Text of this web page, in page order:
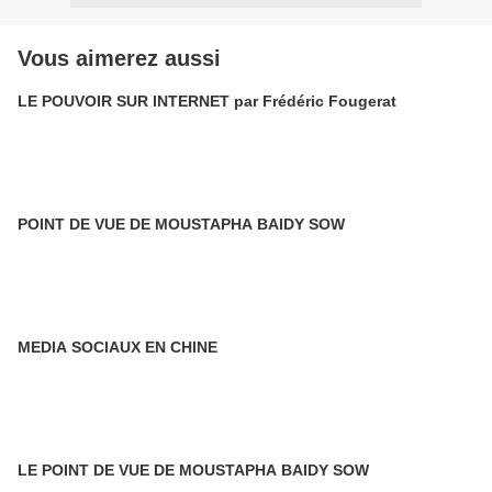
Vous aimerez aussi
LE POUVOIR SUR INTERNET par Frédéric Fougerat
POINT DE VUE DE MOUSTAPHA BAIDY SOW
MEDIA SOCIAUX EN CHINE
LE POINT DE VUE DE MOUSTAPHA BAIDY SOW